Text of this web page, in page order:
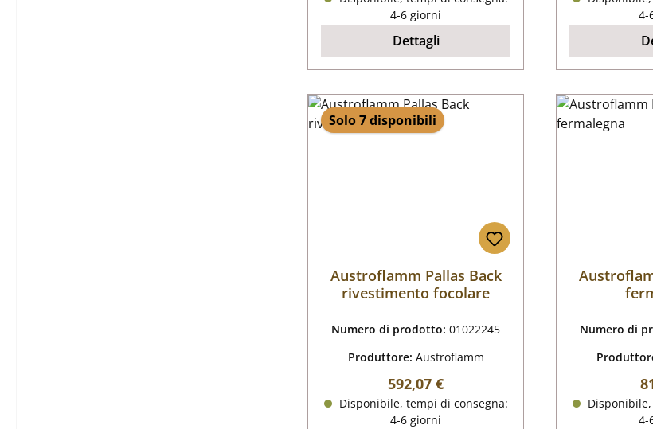
4-6 giorni
Dettagli
4-
Solo 7 disponibili
Austroflamm Pallas Back
rivestimento focolare
Numero di prodotto:01022245
Produttore: Austroflamm
Prezzo normale:
592,07 €
Disponibile, tempi di consegna:
4-6 giorni
Numero di
4-